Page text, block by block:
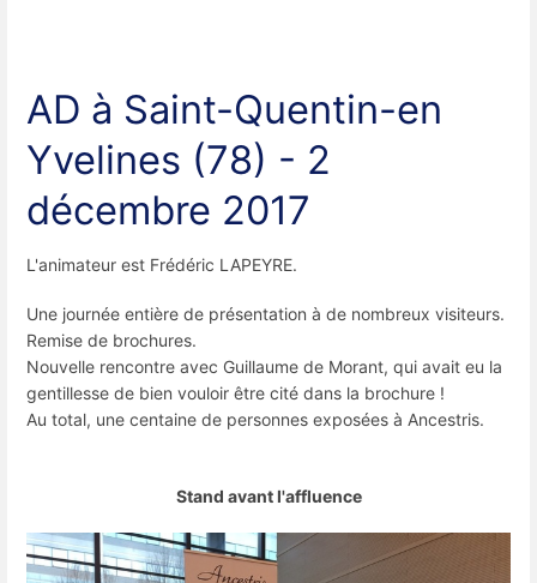
AD à Saint-Quentin-en
Yvelines (78) - 2
décembre 2017
L'animateur est Frédéric LAPEYRE.
Une journée entière de présentation à de nombreux visiteurs.
Remise de brochures.
Nouvelle rencontre avec Guillaume de Morant, qui avait eu la
gentillesse de bien vouloir être cité dans la brochure !
Au total, une centaine de personnes exposées à Ancestris.
Stand avant l'affluence